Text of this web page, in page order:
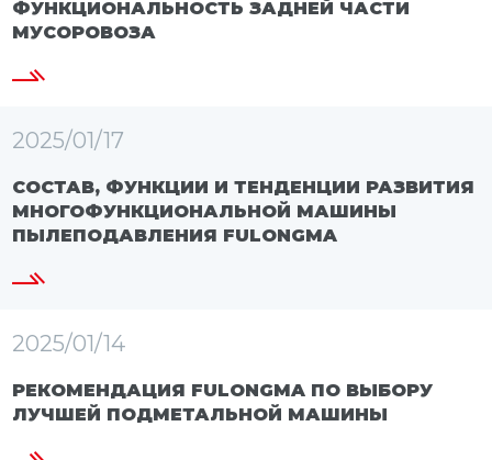
ФУНКЦИОНАЛЬНОСТЬ ЗАДНЕЙ ЧАСТИ
МУСОРОВОЗА
2025/01/17
СОСТАВ, ФУНКЦИИ И ТЕНДЕНЦИИ РАЗВИТИЯ
МНОГОФУНКЦИОНАЛЬНОЙ МАШИНЫ
ПЫЛЕПОДАВЛЕНИЯ FULONGMA
2025/01/14
РЕКОМЕНДАЦИЯ FULONGMA ПО ВЫБОРУ
ЛУЧШЕЙ ПОДМЕТАЛЬНОЙ МАШИНЫ